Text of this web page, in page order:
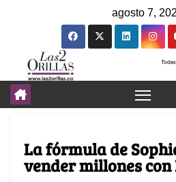
agosto 7,
La fórmula de
vender millones